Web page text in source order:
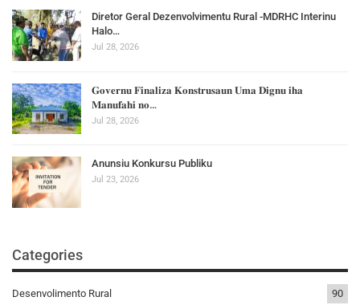
Diretor Geral Dezenvolvimentu Rural -MDRHC Interinu
Halo…
Jul 28, 2026
𝐆𝐨𝐯𝐞𝐫𝐧𝐮 𝐅𝐢𝐧𝐚𝐥𝐢𝐳𝐚 𝐊𝐨𝐧𝐬𝐭𝐫𝐮𝐬𝐚𝐮𝐧 𝐔𝐦𝐚 𝐃𝐢𝐠𝐧𝐮 𝐢𝐡𝐚
𝐌𝐚𝐧𝐮𝐟𝐚𝐡𝐢 𝐧𝐨…
Jul 28, 2026
Anunsiu Konkursu Publiku
Jul 23, 2026
Categories
Desenvolimento Rural 90